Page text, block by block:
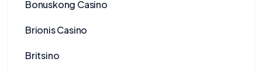
Bonuskong Casino
Brionis Casino
Britsino